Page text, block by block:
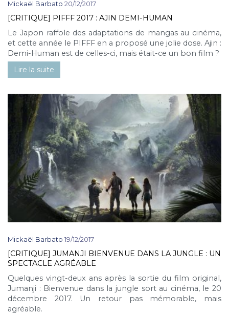
Mickaël Barbato 20/12/2017
[CRITIQUE] PIFFF 2017 : AJIN DEMI-HUMAN
Le Japon raffole des adaptations de mangas au cinéma,
et cette année le PIFFF en a proposé une jolie dose. Ajin :
Demi-Human est de celles-ci, mais était-ce un bon film ?
Lire la suite
Mickaël Barbato 19/12/2017
[CRITIQUE] JUMANJI BIENVENUE DANS LA JUNGLE : UN
SPECTACLE AGRÉABLE
Quelques vingt-deux ans après la sortie du film original,
Jumanji : Bienvenue dans la jungle sort au cinéma, le 20
décembre 2017. Un retour pas mémorable, mais
agréable.